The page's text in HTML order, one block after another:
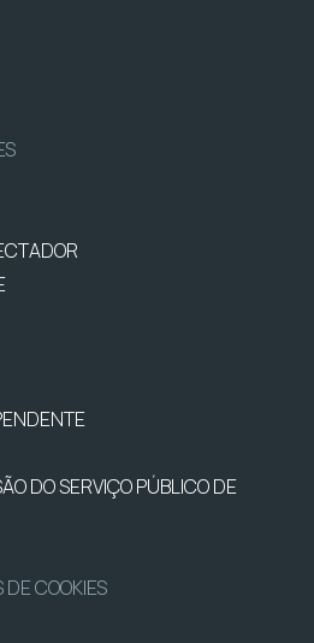
DO SERVIÇO PÚBLICO DE
COOKIES